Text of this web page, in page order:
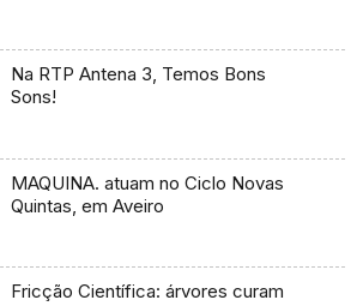
Na RTP Antena 3, Temos Bons
Sons!
MAQUINA. atuam no Ciclo Novas
Quintas, em Aveiro
Fricção Científica: árvores curam